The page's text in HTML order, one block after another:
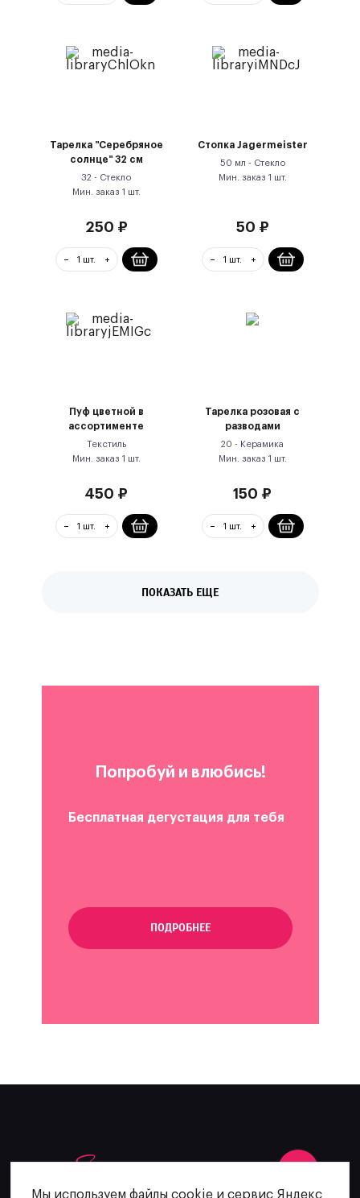
Тарелка "Серебряное
солнце" 32 см
32 - Стекло
Мин. заказ 1 шт.
250 ₽
Стопка Jagermeister
50 мл - Стекло
Мин. заказ 1 шт.
50 ₽
Пуф цветной в
ассортименте
Текстиль
Мин. заказ 1 шт.
450 ₽
Тарелка розовая с
разводами
20 - Керамика
Мин. заказ 1 шт.
150 ₽
ПОКАЗАТЬ ЕЩЕ
Попробуй и влюбись!
Бесплатная дегустация для тебя
ПОДРОБНЕЕ
Мы используем файлы cookie и сервис Яндекс